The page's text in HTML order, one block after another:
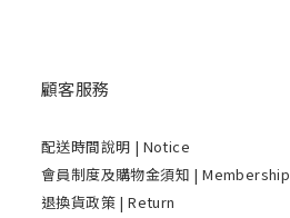
顧客服務
配送時間說明 | Notice
會員制度及購物金須知 | Membership
退換貨政策 | Return